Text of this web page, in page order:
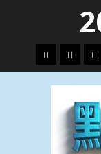
content頭
條
財
經
地